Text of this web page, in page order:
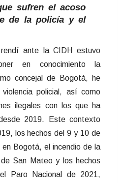
sufren el acoso
de la policía y el
ante la CIDH estuvo
en conocimiento la
concejal de Bogotá, he
policial, así como
ilegales con los que ha
2019. Este contexto
los hechos del 9 y 10 de
Bogotá, el incendio de la
San Mateo y los hechos
Paro Nacional de 2021,